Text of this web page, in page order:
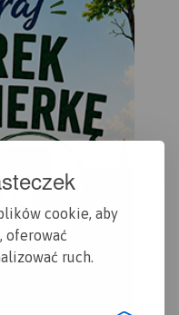
cookie, aby
oferować
ruch.
miejsca i
warte